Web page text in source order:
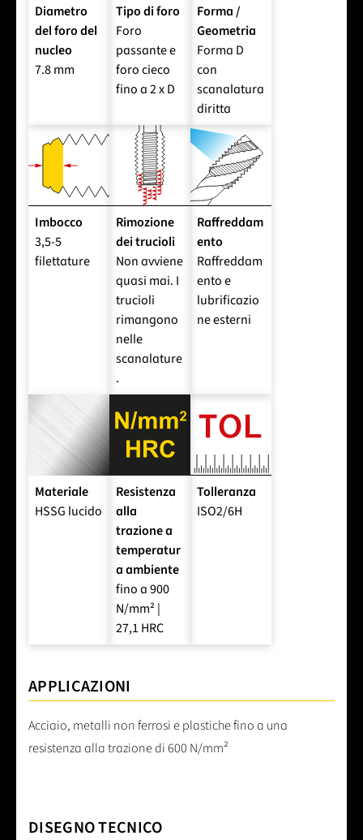
Diametro
del foro del
nucleo
7.8 mm
Tipo di foro
Foro
passante e
foro cieco
fino a 2 x D
Forma /
Geometria
Forma D
con
scanalatura
diritta
Imbocco
3,5-5
filettature
Rimozione
dei trucioli
Non avviene
quasi mai. I
trucioli
rimangono
nelle
scanalature
.
Raffreddam
ento
Raffreddam
ento e
lubrificazio
ne esterni
Materiale
HSSG lucido
Resistenza
alla
trazione a
temperatur
a ambiente
fino a 900
N/mm² |
27,1 HRC
Tolleranza
ISO2/6H
APPLICAZIONI
Acciaio, metalli non ferrosi e plastiche fino a una
resistenza alla trazione di 600 N/mm²
DISEGNO TECNICO